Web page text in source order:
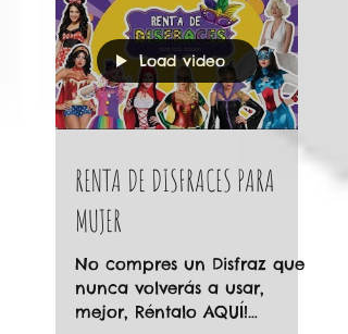
Load video
RENTA DE DISFRACES PARA
MUJER
No compres un Disfraz que
nunca volverás a usar,